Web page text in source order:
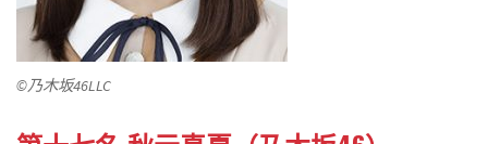
©乃木坂46LLC